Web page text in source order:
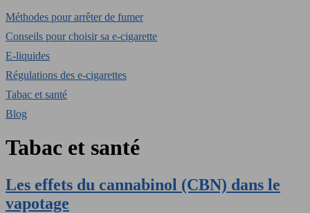
Méthodes pour arrêter de fumer
Conseils pour choisir sa e-cigarette
E-liquides
Régulations des e-cigarettes
Tabac et santé
Blog
Tabac et santé
Les effets du cannabinol (CBN) dans le
vapotage